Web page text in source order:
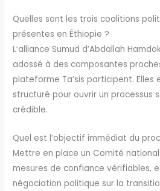
Quelles sont les trois coalitions
présentes en Éthiopie ?
L’alliance Sumud d’Abdallah
adossé à des composantes
plateforme Ta’sis participent. Elles
structuré pour ouvrir un processus
crédible.
Quel est l’objectif immédiat du
Mettre en place un Comité
mesures de confiance vérifiables,
négociation politique sur la